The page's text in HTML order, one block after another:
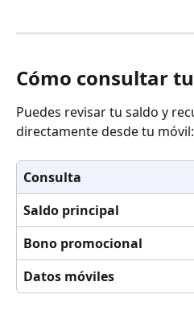
Cómo consultar
Puedes revisar tu saldo y
directamente desde tu móvil:
Consulta
Saldo principal
Bono promocional
Datos móviles